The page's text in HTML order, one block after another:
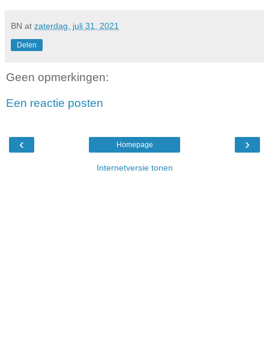
BN at zaterdag, juli 31, 2021
Delen
Geen opmerkingen:
Een reactie posten
‹ ›
Homepage
Internetversie tonen